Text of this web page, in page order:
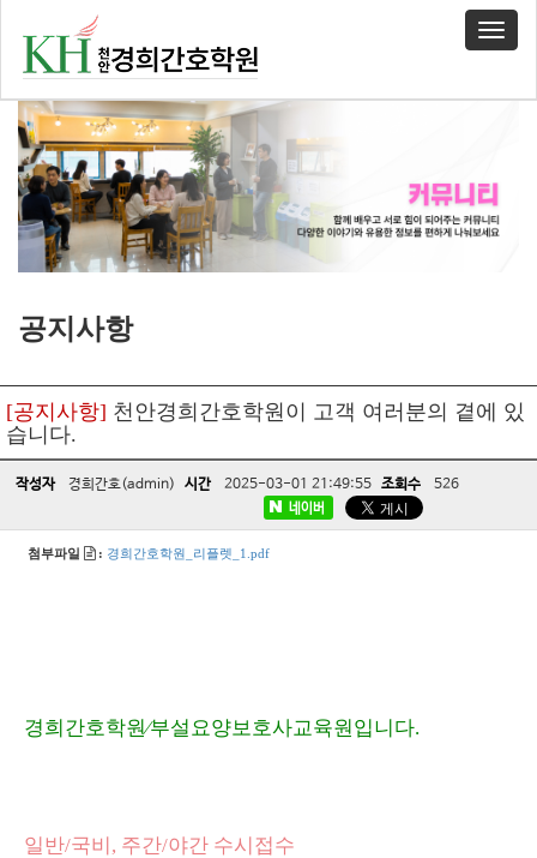
T
o
g
a
v
n
공지사항
[공지사항] 천안경희간호학원이 고객 여러분의 곁에 있
습니다.
작성자 경희간호(admin) 시간 2025-03-01 21:49:55 조회수 526
네이버
첨부파일 : 경희간호학원_리플렛_1.pdf
경희간호학원∕부설요양보호사교육원입니다.
일반/국비 , 주간/야간 수시접수